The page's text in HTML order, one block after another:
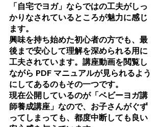
「自宅でヨガ」ならではの工夫がしっ
かりなされているところが魅力に感じ
ます。
興味を持ち始めた初心者の方でも、最
後まで安心して理解を深められる用に
工夫されています。講座動画を閲覧し
ながら PDF マニュアルが見られるよう
にしてあるのもその一つです。
現在公開しているのが「ベビーヨガ講
師養成講座」なので、お子さんがぐず
ってしまっても、都度中断しても良い